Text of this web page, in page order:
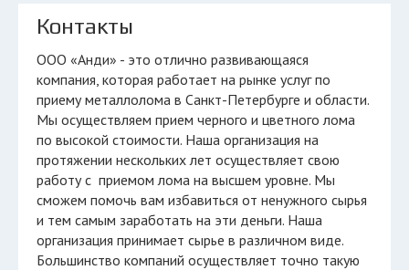
Контакты
ООО «Анди» - это отлично развивающаяся
компания, которая работает на рынке услуг по
приему металлолома в Санкт-Петербурге и области.
Мы осуществляем прием черного и цветного лома
по высокой стоимости. Наша организация на
протяжении нескольких лет осуществляет свою
работу с приемом лома на высшем уровне. Мы
сможем помочь вам избавиться от ненужного сырья
и тем самым заработать на эти деньги. Наша
организация принимает сырье в различном виде.
Большинство компаний осуществляет точно такую